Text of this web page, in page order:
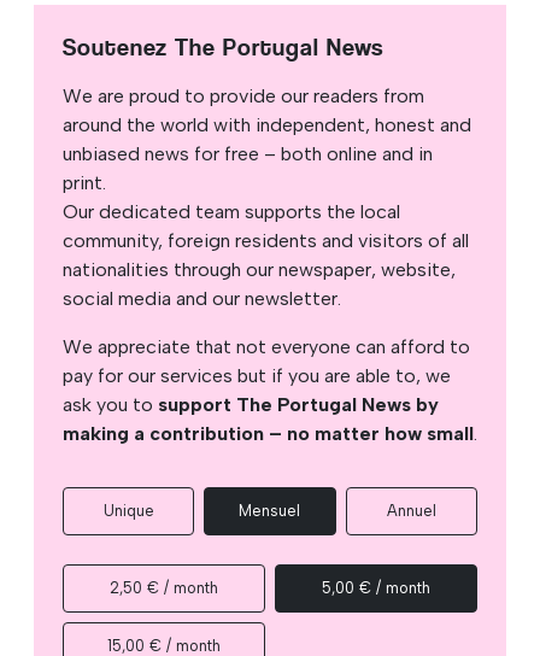
Soutenez The Portugal News
We are proud to provide our readers from
around the world with independent, honest and
unbiased news for free – both online and in
print.
Our dedicated team supports the local
community, foreign residents and visitors of all
nationalities through our newspaper, website,
social media and our newsletter.
We appreciate that not everyone can afford to
pay for our services but if you are able to, we
ask you to support The Portugal News by
making a contribution – no matter how small.
Unique Mensuel Annuel
2,50 € / month 5,00 € / month
15,00 € / month